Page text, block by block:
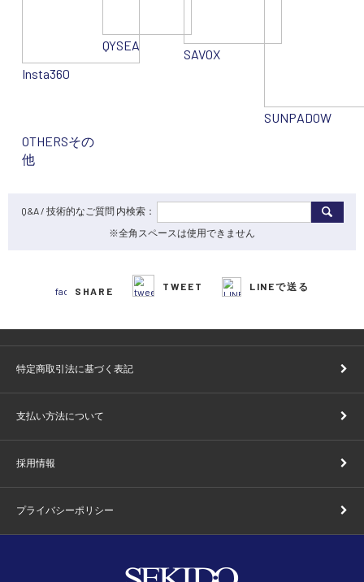
Insta360
QYSEA
SAVOX
SUNPADOW
OTHERSその
他
Q&A / 技術的なご質問 内検索：
※全角スペースは使用できません
SHARE TWEET LINEで送る
特定商取引法に基づく表記
支払い方法について
採用情報
プライバシーポリシー